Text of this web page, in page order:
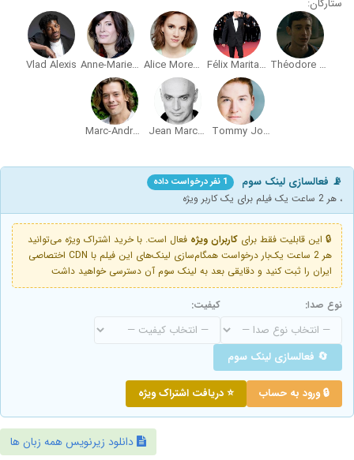
ستارگان:
Théodore Pellerin
Félix Maritaud
Alice Moreault
Anne-Marie Cadieux
Vlad Alexis
Tommy Joubert
Jean Marchand
Marc-André Leclair
📡 فعالسازی لینک سوم 1 نفر درخواست داده
، هر 2 ساعت یک فیلم برای یک کاربر ویژه
🔒 این قابلیت فقط برای کاربران ویژه فعال است. با خرید اشتراک ویژه می‌توانید
هر 2 ساعت یک‌بار درخواست همگام‌سازی لینک‌های این فیلم با CDN اختصاصی
ایران را ثبت کنید و دقایقی بعد به لینک سوم آن دسترسی خواهید داشت
نوع صدا: کیفیت:
🔄 فعالسازی لینک سوم
🔒 ورود به حساب ⭐ دریافت اشتراک ویژه
دانلود زیرنویس همه زبان ها